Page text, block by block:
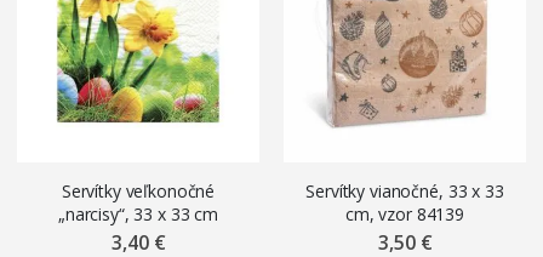
Servítky veľkonočné
„narcisy“, 33 x 33 cm
3,40 €
Servítky vianočné, 33 x 33
cm, vzor 84139
3,50 €